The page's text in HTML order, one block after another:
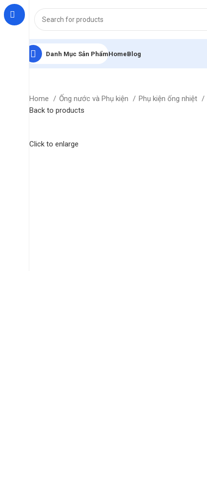
Danh Mục Sản PhẩmHomeBlog
Home Ống nước và Phụ kiện Phụ kiện ống nhiệt
Back to products
Click to enlarge